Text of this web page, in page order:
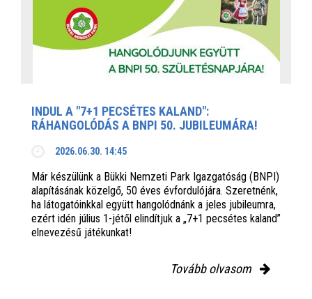
INDUL A "7+1 PECSÉTES KALAND":
RÁHANGOLÓDÁS A BNPI 50. JUBILEUMÁRA!
2026.06.30. 14:45
Már készülünk a Bükki Nemzeti Park Igazgatóság (BNPI)
alapításának közelgő, 50 éves évfordulójára. Szeretnénk,
ha látogatóinkkal együtt hangolódnánk a jeles jubileumra,
ezért idén július 1-jétől elindítjuk a „7+1 pecsétes kaland”
elnevezésű játékunkat!
Tovább olvasom